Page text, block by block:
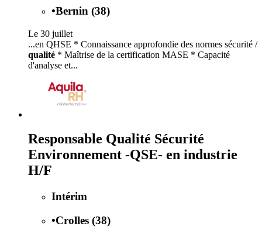
•Bernin (38)
Le 30 juillet
...en QHSE * Connaissance approfondie des normes sécurité /
qualité * Maîtrise de la certification MASE * Capacité
d'analyse et...
Responsable Qualité Sécurité
Environnement -QSE- en industrie
H/F
Intérim
•Crolles (38)